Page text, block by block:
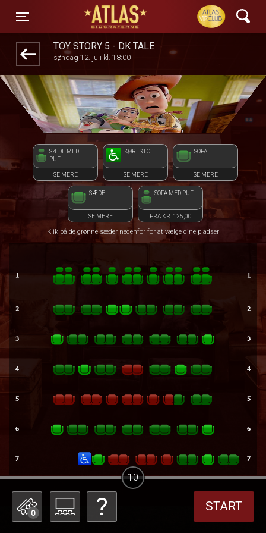
Toggle navigation
ATLAS Biograferne
TOY STORY 5 - DK TALE
søndag 12. juli kl. 18:00
SÆDE MED
PUF
SE MERE
KØRESTOL
SE MERE
SOFA
SE MERE
SÆDE
SE MERE
SOFA MED PUF
FRA KR. 125,00
Klik på de grønne sæder nedenfor for at vælge dine pladser
0 START
10
front03-cc 044919